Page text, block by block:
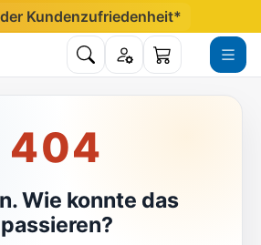
der Kundenzufriedenheit*
Suche öffnen
Konto WarenkorbMenü
404
Wie konnte das
passieren?